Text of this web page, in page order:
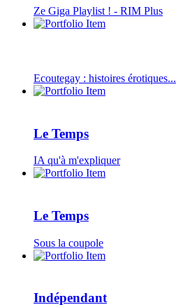
Ze Giga Playlist ! - RIM Plus
Ecoutegay : histoires érotiques...
Le Temps
IA qu'à m'expliquer
Le Temps
Sous la coupole
Indépendant